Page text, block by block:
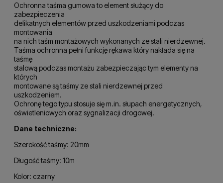
Ochronna taśma gumowa to element służący do
zabezpieczenia
delikatnych elementów przed uszkodzeniami podczas
montowania
na nich taśm montażowych wykonanych ze stali nierdzewnej.
Taśma ochronna pełni funkcję rękawa który nakłada się na
taśmę
stalową podczas montażu zabezpieczając tym elementy na
których
montowane są taśmy ze stali nierdzewnej przed
uszkodzeniem.
Ochronę tego typu stosuje się m.in. słupach energetycznych,
oświetleniowych oraz sygnalizacji drogowej.
Dane techniczne:
Szerokość taśmy: 20mm
Długość taśmy: 10m
Kolor: czarny